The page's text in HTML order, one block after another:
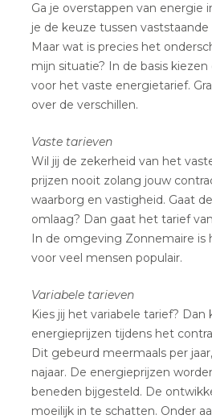
Ga je overstappen van energie
je de keuze tussen
Maar wat is precies het
mijn situatie? In de basis
voor het vaste energietarief.
over de verschillen.
Vaste tarieven
Wil jij de zekerheid van het
prijzen nooit zolang jouw
waarborg en vastigheid. Gaat
omlaag? Dan gaat het tarief
In de omgeving Zonnemaire is
voor veel mensen populair.
Variabele tarieven
Kies jij het variabele tarief? Dan
energieprijzen tijdens het
Dit gebeurd meermaals per
najaar. De energieprijzen
beneden bijgesteld. De
moeilijk in te schatten. Onder